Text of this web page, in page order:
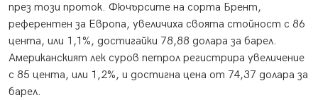
през този проток. Фючърсите на сорта Брент,
референтен за Европа, увеличиха своята стойност с 86
цента, или 1,1%, достигайки 78,88 долара за барел.
Американският лек суров петрол регистрира увеличение
с 85 цента, или 1,2%, и достигна цена от 74,37 долара за
барел.